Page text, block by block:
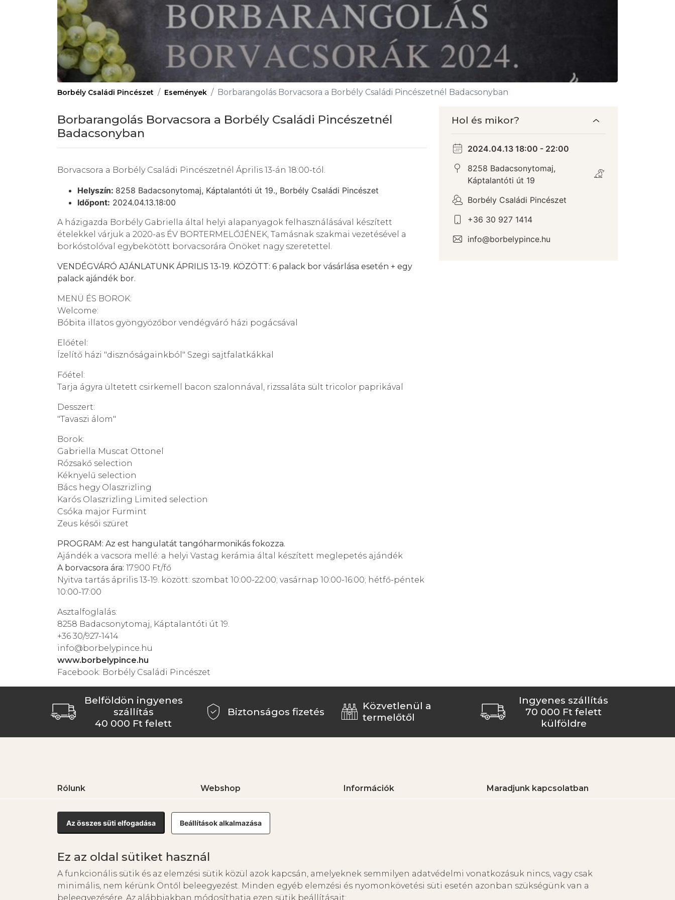
Borbély Családi Pincészet Események Borbarangolás Borvacsora a Borbély Családi Pincészetnél Badacsonyban
Borbarangolás Borvacsora a Borbély Családi Pincészetnél
Badacsonyban
Borvacsora a Borbély Családi Pincészetnél Április 13-án 18:00-tól.
Helyszín: 8258 Badacsonytomaj, Káptalantóti út 19., Borbély Családi Pincészet
Időpont: 2024.04.13.18:00
A házigazda Borbély Gabriella által helyi alapanyagok felhasználásával készített
ételekkel várjuk a 2020-as ÉV BORTERMELŐJÉNEK, Tamásnak szakmai vezetésével a
borkóstolóval egybekötött borvacsorára Önöket nagy szeretettel.
VENDÉGVÁRÓ AJÁNLATUNK ÁPRILIS 13-19. KÖZÖTT: 6 palack bor vásárlása esetén + egy
palack ajándék bor.
MENÜ ÉS BOROK:
Welcome:
Bóbita illatos gyöngyözőbor vendégváró házi pogácsával
Előétel:
Ízelítő házi "disznóságainkból" Szegi sajtfalatkákkal
Főétel:
Tarja ágyra ültetett csirkemell bacon szalonnával, rizssaláta sült tricolor paprikával
Desszert:
"Tavaszi álom"
Borok:
Gabriella Muscat Ottonel
Rózsakő selection
Kéknyelű selection
Bács hegy Olaszrizling
Karós Olaszrizling Limited selection
Csóka major Furmint
Zeus késői szüret
PROGRAM: Az est hangulatát tangóharmonikás fokozza.
Ajándék a vacsora mellé: a helyi Vastag kerámia által készített meglepetés ajándék
A borvacsora ára: 17.900 Ft/fő
Nyitva tartás április 13-19. között: szombat 10:00-22:00; vasárnap 10:00-16:00; hétfő-péntek
10:00-17:00
Asztalfoglalás:
8258 Badacsonytomaj, Káptalantóti út 19.
+36 30/927-1414
info@borbelypince.hu
www.borbelypince.hu
Facebook: Borbély Családi Pincészet
Hol és mikor?
2024.04.13 18:00 - 22:00
8258 Badacsonytomaj,
Káptalantóti út 19
Borbély Családi Pincészet
+36 30 927 1414
info@borbelypince.hu
Belföldön ingyenes
szállítás
40 000 Ft felett
Biztonságos fizetés
Közvetlenül a
termelőtől
Ingyenes szállítás
70 000 Ft felett
külföldre
Rólunk Webshop
Vörösborok
Rozéborok
Információk
Impresszum
Szállítási díjak
Maradjunk kapcsolatban
Az összes süti elfogadása Beállítások alkalmazása
Ez az oldal sütiket használ
A funkcionális sütik és az elemzési sütik közül azok kapcsán, amelyeknek semmilyen adatvédelmi vonatkozásuk nincs, vagy csak
minimális, nem kérünk Öntől beleegyezést. Minden egyéb elemzési és nyomonkövetési süti esetén azonban szükségünk van a
beleegyezésére. Az alábbiakban módosíthatja ezen sütik beállításait: